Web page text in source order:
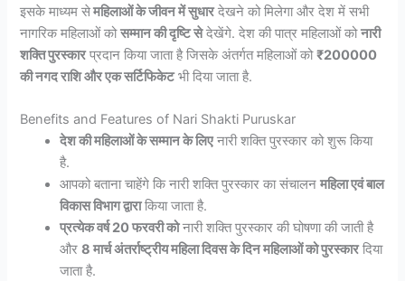
इसके माध्यम सेमहिलाओं के जीवन में सुधारदेखने को मिलेगा और देश में सभी
नागरिक महिलाओं कोसम्मान की दृष्टि सेदेखेंगे. देश की पात्र महिलाओं कोनारी
शक्ति पुरस्कारप्रदान किया जाता है जिसके अंतर्गत महिलाओं को₹200000
की नगद राशि और एक सर्टिफिकेटभी दिया जाता है.
Benefits and Features of Nari Shakti Puruskar
देश की महिलाओं के सम्मान के लिएनारी शक्ति पुरस्कार को शुरू किया
है.
आपको बताना चाहेंगे कि नारी शक्ति पुरस्कार का संचालनमहिला एवं बाल
विकास विभाग द्वाराकिया जाता है.
प्रत्येक वर्ष 20 फरवरी कोनारी शक्ति पुरस्कार की घोषणा की जाती है
और8 मार्च अंतर्राष्ट्रीय महिला दिवस के दिन महिलाओं को पुरस्कारदिया
जाता है.